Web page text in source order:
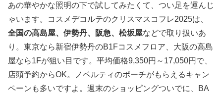
あの華やかな照明の下で試してみたくて、つい足を運んじ
ゃいます。コスメデコルテのクリスマスコフレ2025は、
全国の高島屋、伊勢丹、阪急、松坂屋などで取り扱いあ
り。東京なら新宿伊勢丹のB1Fコスメフロア、大阪の高島
屋なら1Fが狙い目です。平均価格9,350円～17,050円で、
店頭予約からOK。ノベルティのポーチがもらえるキャン
ペーンも多いですよ。週末のショッピングついでに、BA